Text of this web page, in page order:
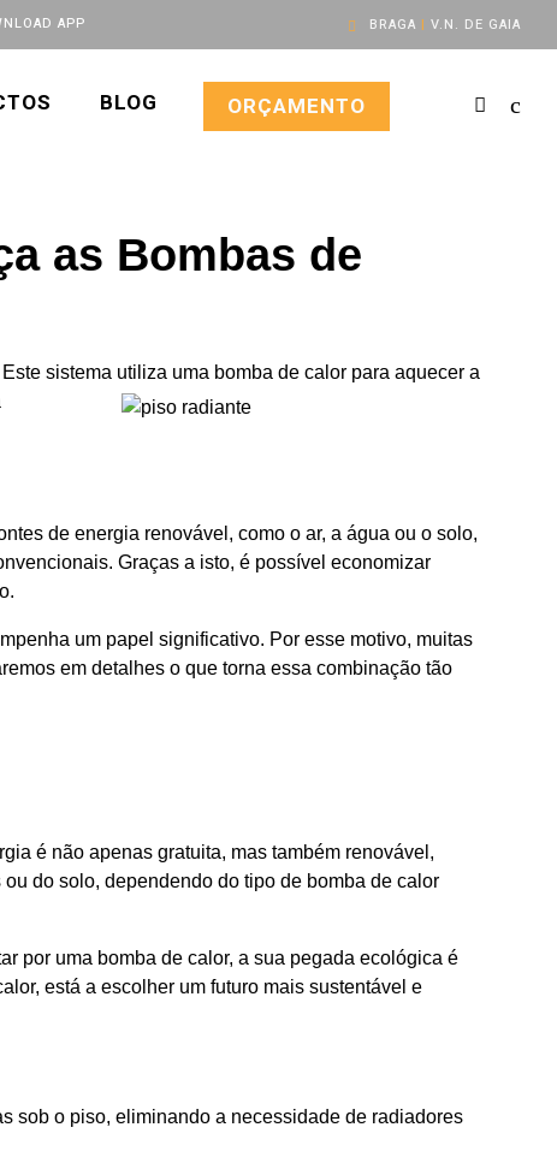
BRAGA | V.N. DE GAIA
APP
BLOG ORÇAMENTO
as Bombas de
sistema utiliza uma bomba de calor para aquecer a
de energia renovável, como o ar, a água ou o solo,
Graças a isto, é possível economizar
um papel significativo. Por esse motivo, muitas
em detalhes o que torna essa combinação tão
é não apenas gratuita, mas também renovável,
do solo, dependendo do tipo de bomba de calor
por uma bomba de calor, a sua pegada ecológica é
está a escolher um futuro mais sustentável e
sob o piso, eliminando a necessidade de radiadores